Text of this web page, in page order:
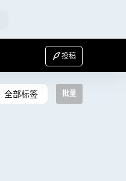
投稿
全部标签 批量